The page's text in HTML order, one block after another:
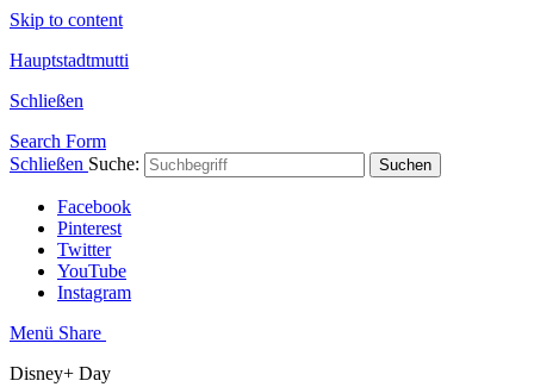
Skip to content
Hauptstadtmutti
Schließen
Search Form
Schließen Suche: Suchen
Facebook
Pinterest
Twitter
YouTube
Instagram
Menü Share
Disney+ Day